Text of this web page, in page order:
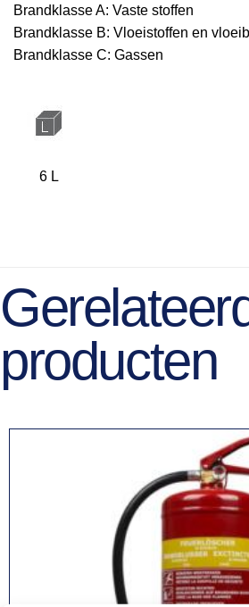
Brandklasse A: Vaste stoffen
Brandklasse B: Vloeistoffen en
Brandklasse C: Gassen
6 L
producten